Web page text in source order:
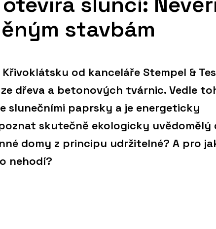
stavbám
od kanceláře Stempel &
dřeva a betonových tvárnic. Vedle
slunečními paprsky a je energeticky
skutečně ekologicky uvědomělý
domy z principu udržitelné? A pro
nehodí?